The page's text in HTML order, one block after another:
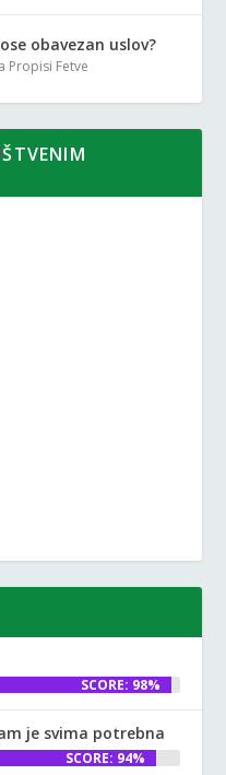
obavezan uslov?
Propisi Fetve
SCORE: 98%
je svima potrebna
SCORE: 94%